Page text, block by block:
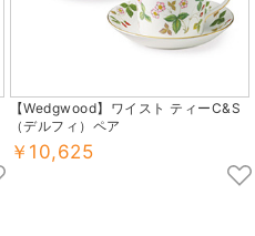
【Wedgwood】ワイスト ティーC&S
（デルフィ）ペア
￥10,625